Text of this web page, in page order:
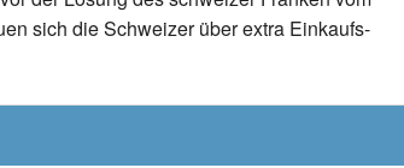
sich die Schweizer über extra Einkaufs-